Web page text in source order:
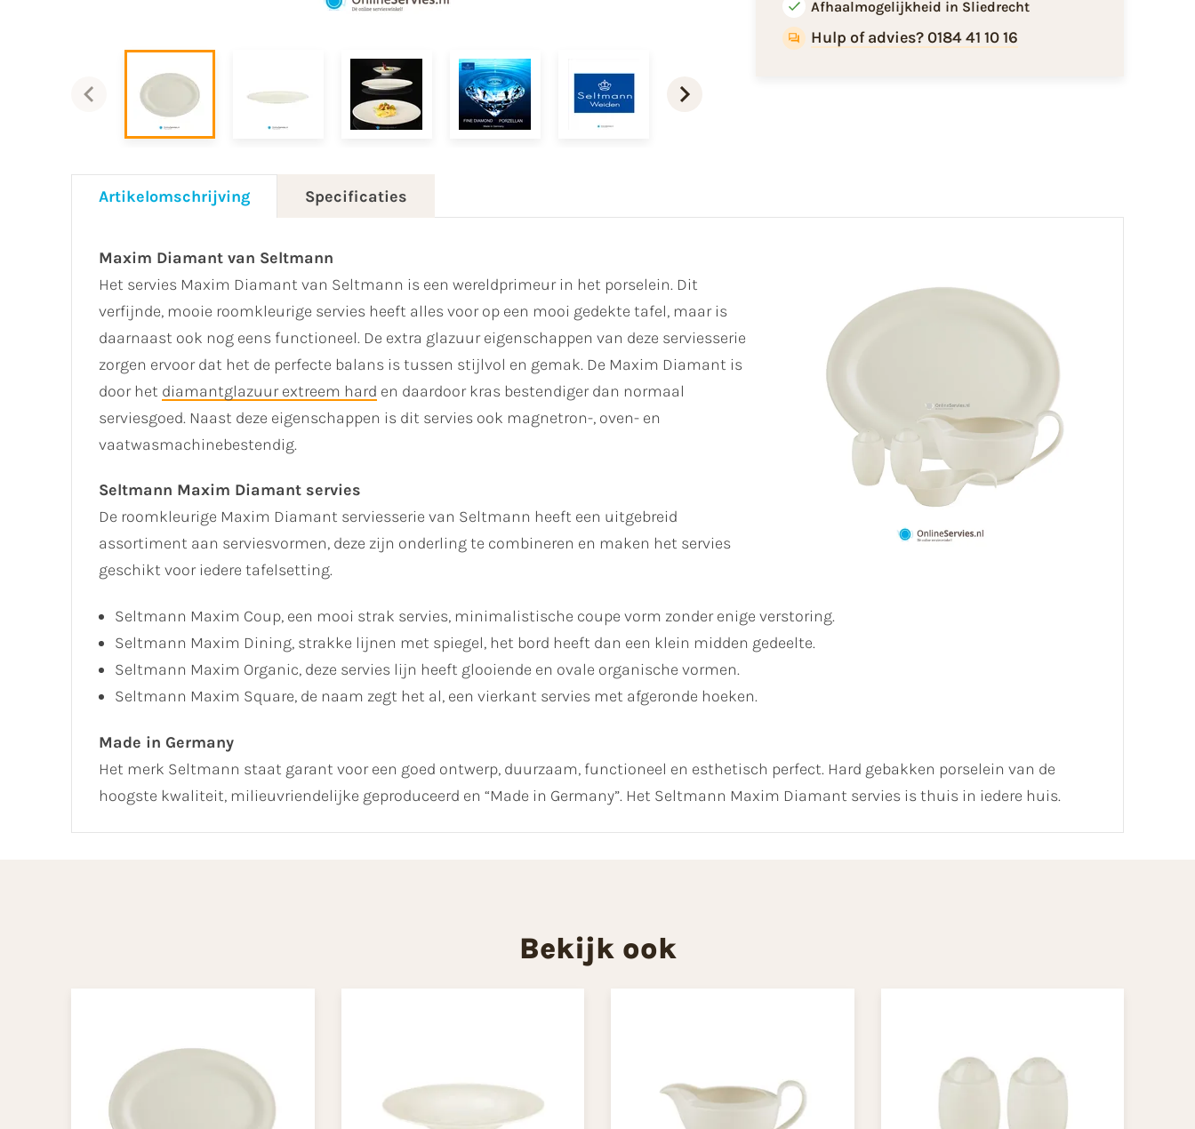
Afhaalmogelijkheid in Sliedrecht
Hulp of advies? 0184 41 10 16
Artikelomschrijving Specificaties
Maxim Diamant van Seltmann
Het servies Maxim Diamant van Seltmann is een wereldprimeur in het porselein. Dit
verfijnde, mooie roomkleurige servies heeft alles voor op een mooi gedekte tafel, maar is
daarnaast ook nog eens functioneel. De extra glazuur eigenschappen van deze serviesserie
zorgen ervoor dat het de perfecte balans is tussen stijlvol en gemak. De Maxim Diamant is
door het diamantglazuur extreem hard en daardoor kras bestendiger dan normaal
serviesgoed. Naast deze eigenschappen is dit servies ook magnetron-, oven- en
vaatwasmachinebestendig.
Seltmann Maxim Diamant servies
De roomkleurige Maxim Diamant serviesserie van Seltmann heeft een uitgebreid
assortiment aan serviesvormen, deze zijn onderling te combineren en maken het servies
geschikt voor iedere tafelsetting.
Seltmann Maxim Coup, een mooi strak servies, minimalistische coupe vorm zonder enige verstoring.
Seltmann Maxim Dining, strakke lijnen met spiegel, het bord heeft dan een klein midden gedeelte.
Seltmann Maxim Organic, deze servies lijn heeft glooiende en ovale organische vormen.
Seltmann Maxim Square, de naam zegt het al, een vierkant servies met afgeronde hoeken.
Made in Germany
Het merk Seltmann staat garant voor een goed ontwerp, duurzaam, functioneel en esthetisch perfect. Hard gebakken porselein van de
hoogste kwaliteit, milieuvriendelijke geproduceerd en “Made in Germany”. Het Seltmann Maxim Diamant servies is thuis in iedere huis.
Bekijk ook